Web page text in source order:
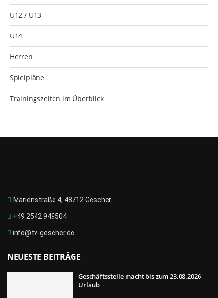
U12 / U13
U14
Herren
Spielpläne
Trainingszeiten im Überblick
Marienstraße 4, 48712 Gescher
+49 2542 949504
info@tv-gescher.de
NEUESTE BEITRÄGE
Geschäftsstelle macht bis zum 23.08.2026
Urlaub